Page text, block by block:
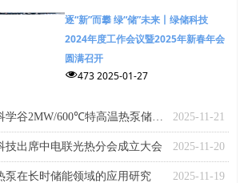
2025-11-21
成功开机！西塞科学谷2MW/600℃特高温热泵储能示范工程开机
2025-11-20
技出席中电联光热分会成立大会
2025-11-19
泵在长时储能领域的应用研究
逐“新”而攀 绿“储”未来丨绿储科技
2024年度工作会议暨2025年新春年会
圆满召开
넶4732025-01-27